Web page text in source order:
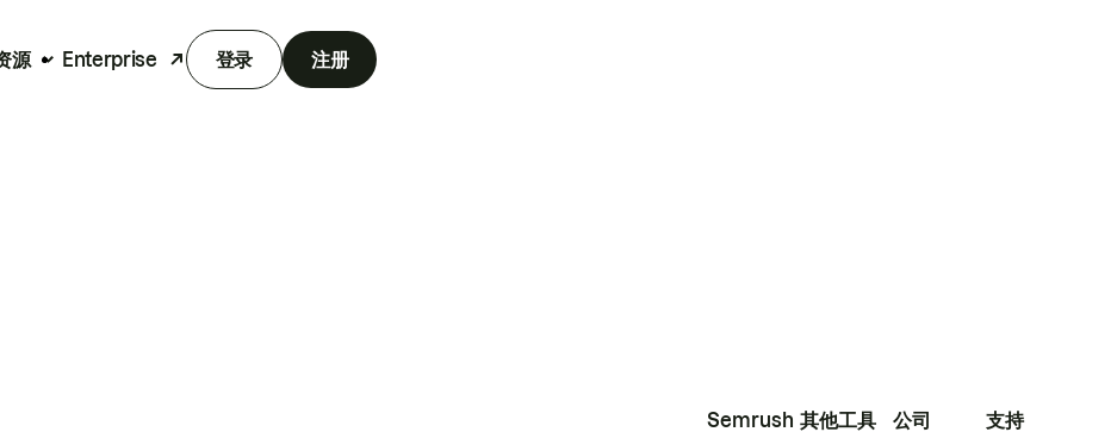
源 Enterprise 登录 注册
Semrush 其他工具 公司 支持